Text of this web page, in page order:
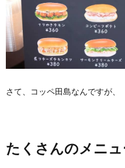
さて、コッペ田島なんですが、
たくさんのメニ